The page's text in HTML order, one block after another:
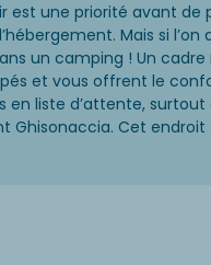
est une priorité avant
Mais si
un camping ! Un cadre
et vous offrent le
en liste d’attente,
Ghisonaccia. Cet